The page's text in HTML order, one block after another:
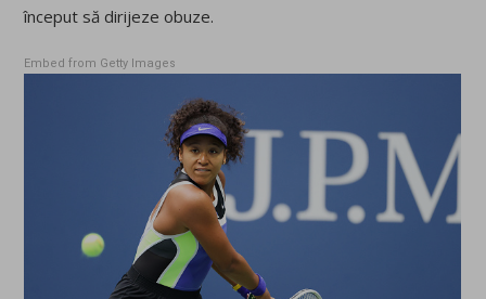
început să dirijeze obuze.
Embed from Getty Images